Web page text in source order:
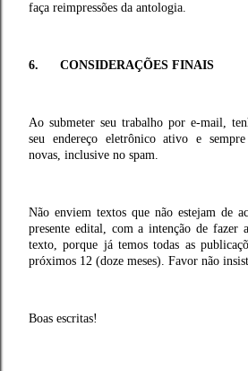
faça reimpressões da antologia.
6. CONSIDERAÇÕES FINAIS
Ao submeter seu trabalho por e-mail,
seu endereço eletrônico ativo e
novas, inclusive no spam.
Não enviem textos que não estejam de
presente edital, com a intenção de fazer
texto, porque já temos todas as
próximos 12 (doze meses). Favor não
Boas escritas!